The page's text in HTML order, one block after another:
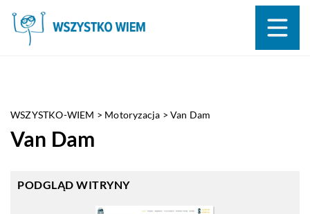
WSZYSTKO-WIEM > Motoryzacja >Van Dam
Van Dam
PODGLĄD WITRYNY